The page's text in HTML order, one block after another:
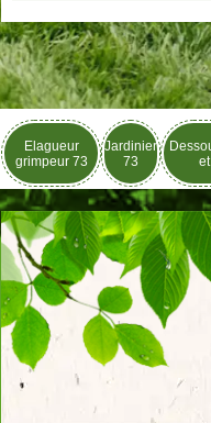
Elagueur
grimpeur 73
Jardinier
73